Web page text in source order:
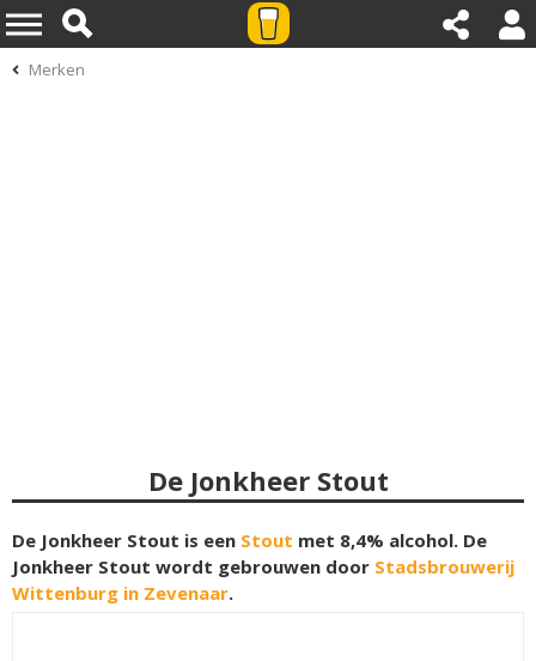
Merken
De Jonkheer Stout
De Jonkheer Stout is een Stout met 8,4% alcohol. De
Jonkheer Stout wordt gebrouwen door Stadsbrouwerij
Wittenburg in Zevenaar.